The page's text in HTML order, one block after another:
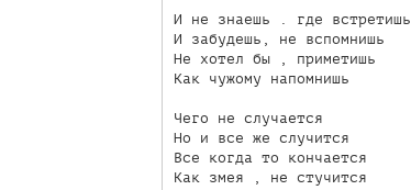
И не знаешь . где встретишь
И забудешь, не вспомнишь
Не хотел бы , приметишь
Как чужому напомнишь
Чего не случается
Но и все же случится
Все когда то кончается
Как змея , не стучится